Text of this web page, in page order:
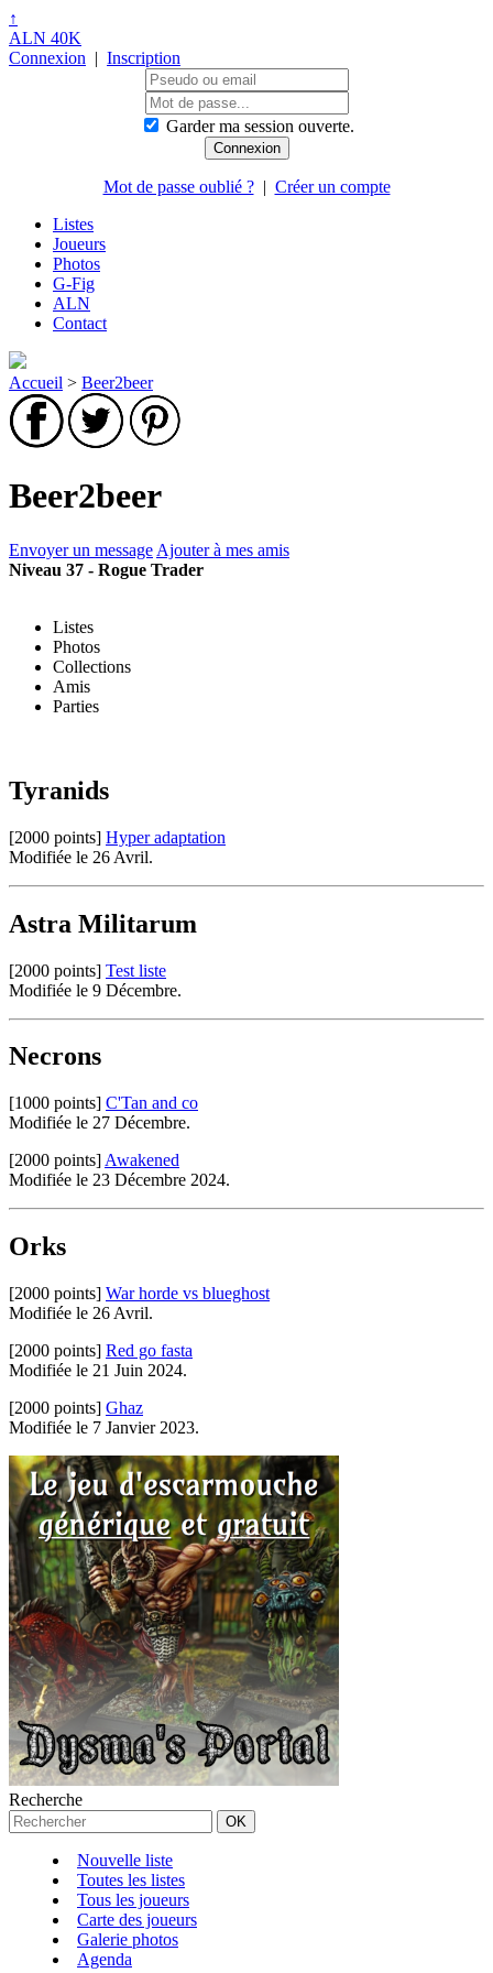
↑
ALN 40K
Connexion | Inscription
Garder ma session ouverte.
Mot de passe oublié ?| Créer un compte
Listes
Joueurs
Photos
G-Fig
ALN
Contact
Accueil > Beer2beer
Beer2beer
Envoyer un message Ajouter à mes amis
Niveau 37 - Rogue Trader
Listes
Photos
Collections
Amis
Parties
Tyranids
[2000 points] Hyper adaptation
Modifiée le 26 Avril.
Astra Militarum
[2000 points] Test liste
Modifiée le 9 Décembre.
Necrons
[1000 points] C'Tan and co
Modifiée le 27 Décembre.
[2000 points] Awakened
Modifiée le 23 Décembre 2024.
Orks
[2000 points] War horde vs blueghost
Modifiée le 26 Avril.
[2000 points] Red go fasta
Modifiée le 21 Juin 2024.
[2000 points] Ghaz
Modifiée le 7 Janvier 2023.
Recherche
Nouvelle liste
Toutes les listes
Tous les joueurs
Carte des joueurs
Galerie photos
Agenda